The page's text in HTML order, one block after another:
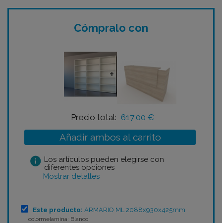
Cómpralo con
+
Precio total: 617,00 €
Añadir ambos al carrito
info Los artículos pueden elegirse con
diferentes opciones
Mostrar detalles
Este producto: ARMARIO ML 2088x930x425mm
colormelamina: Blanco